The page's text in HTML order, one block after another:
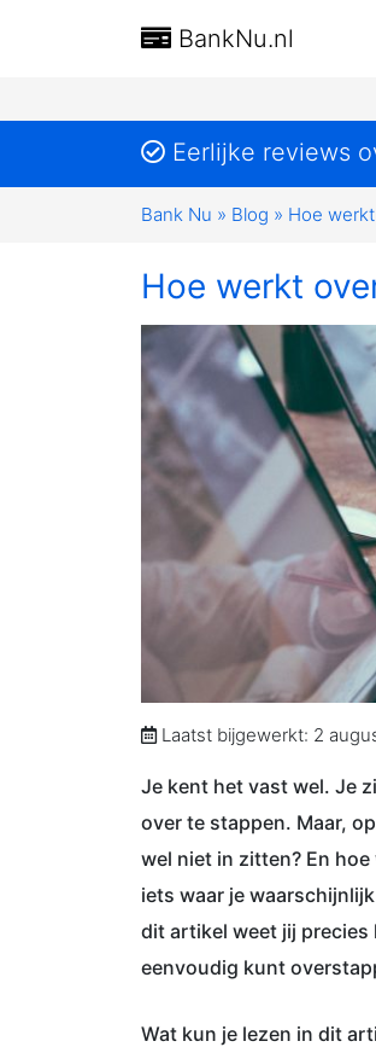
BankNu.nl
Eerlijke reviews
Bank Nu » Blog » Hoe
Hoe werkt
Laatst bijgewerkt: 2
Je kent het vast wel. Je
over te stappen. Maar,
wel niet in zitten? En
iets waar je
dit artikel weet jij precies
eenvoudig kunt
Wat kun je lezen in dit